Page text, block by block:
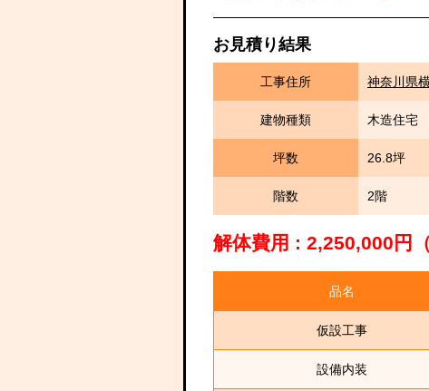
お見積り結果
工事住所 神奈川県
建物種類 木造住宅
坪数 26.8坪
階数 2階
解体費用 : 2,250,000円（
品名
仮設工事
設備内装